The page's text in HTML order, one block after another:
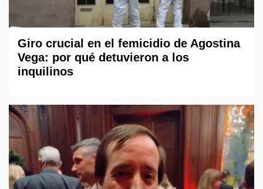
Giro crucial en el femicidio de Agostina
Vega: por qué detuvieron a los
inquilinos